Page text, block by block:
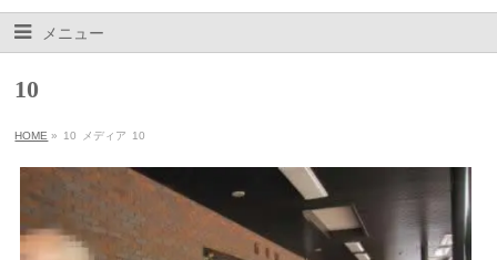
メニュー
10
HOME » 10 メディア 10